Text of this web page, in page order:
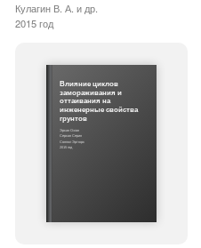
Кулагин В. А. и др.
2015 год
Влияние циклов
замораживания и
оттаивания на
инженерные свойства
грунтов
Эркан Озган
Серкан Серин
Сонгюл Эртюрк
2015 год